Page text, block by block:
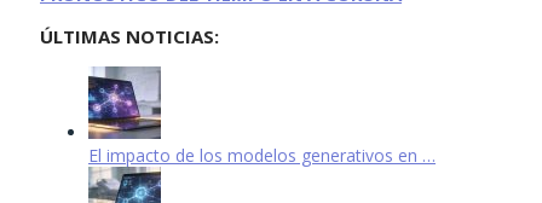
ÚLTIMAS NOTICIAS:
El impacto de los modelos generativos en …